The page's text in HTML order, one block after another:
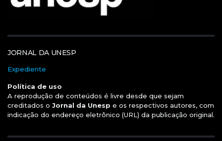
JORNAL DA UNESP
Expediente
Política de uso
A reprodução de conteúdos é livre desde que sejam
creditados o Jornal da Unesp e os respectivos autores, com
indicação do endereço eletrônico (URL) da publicação original.